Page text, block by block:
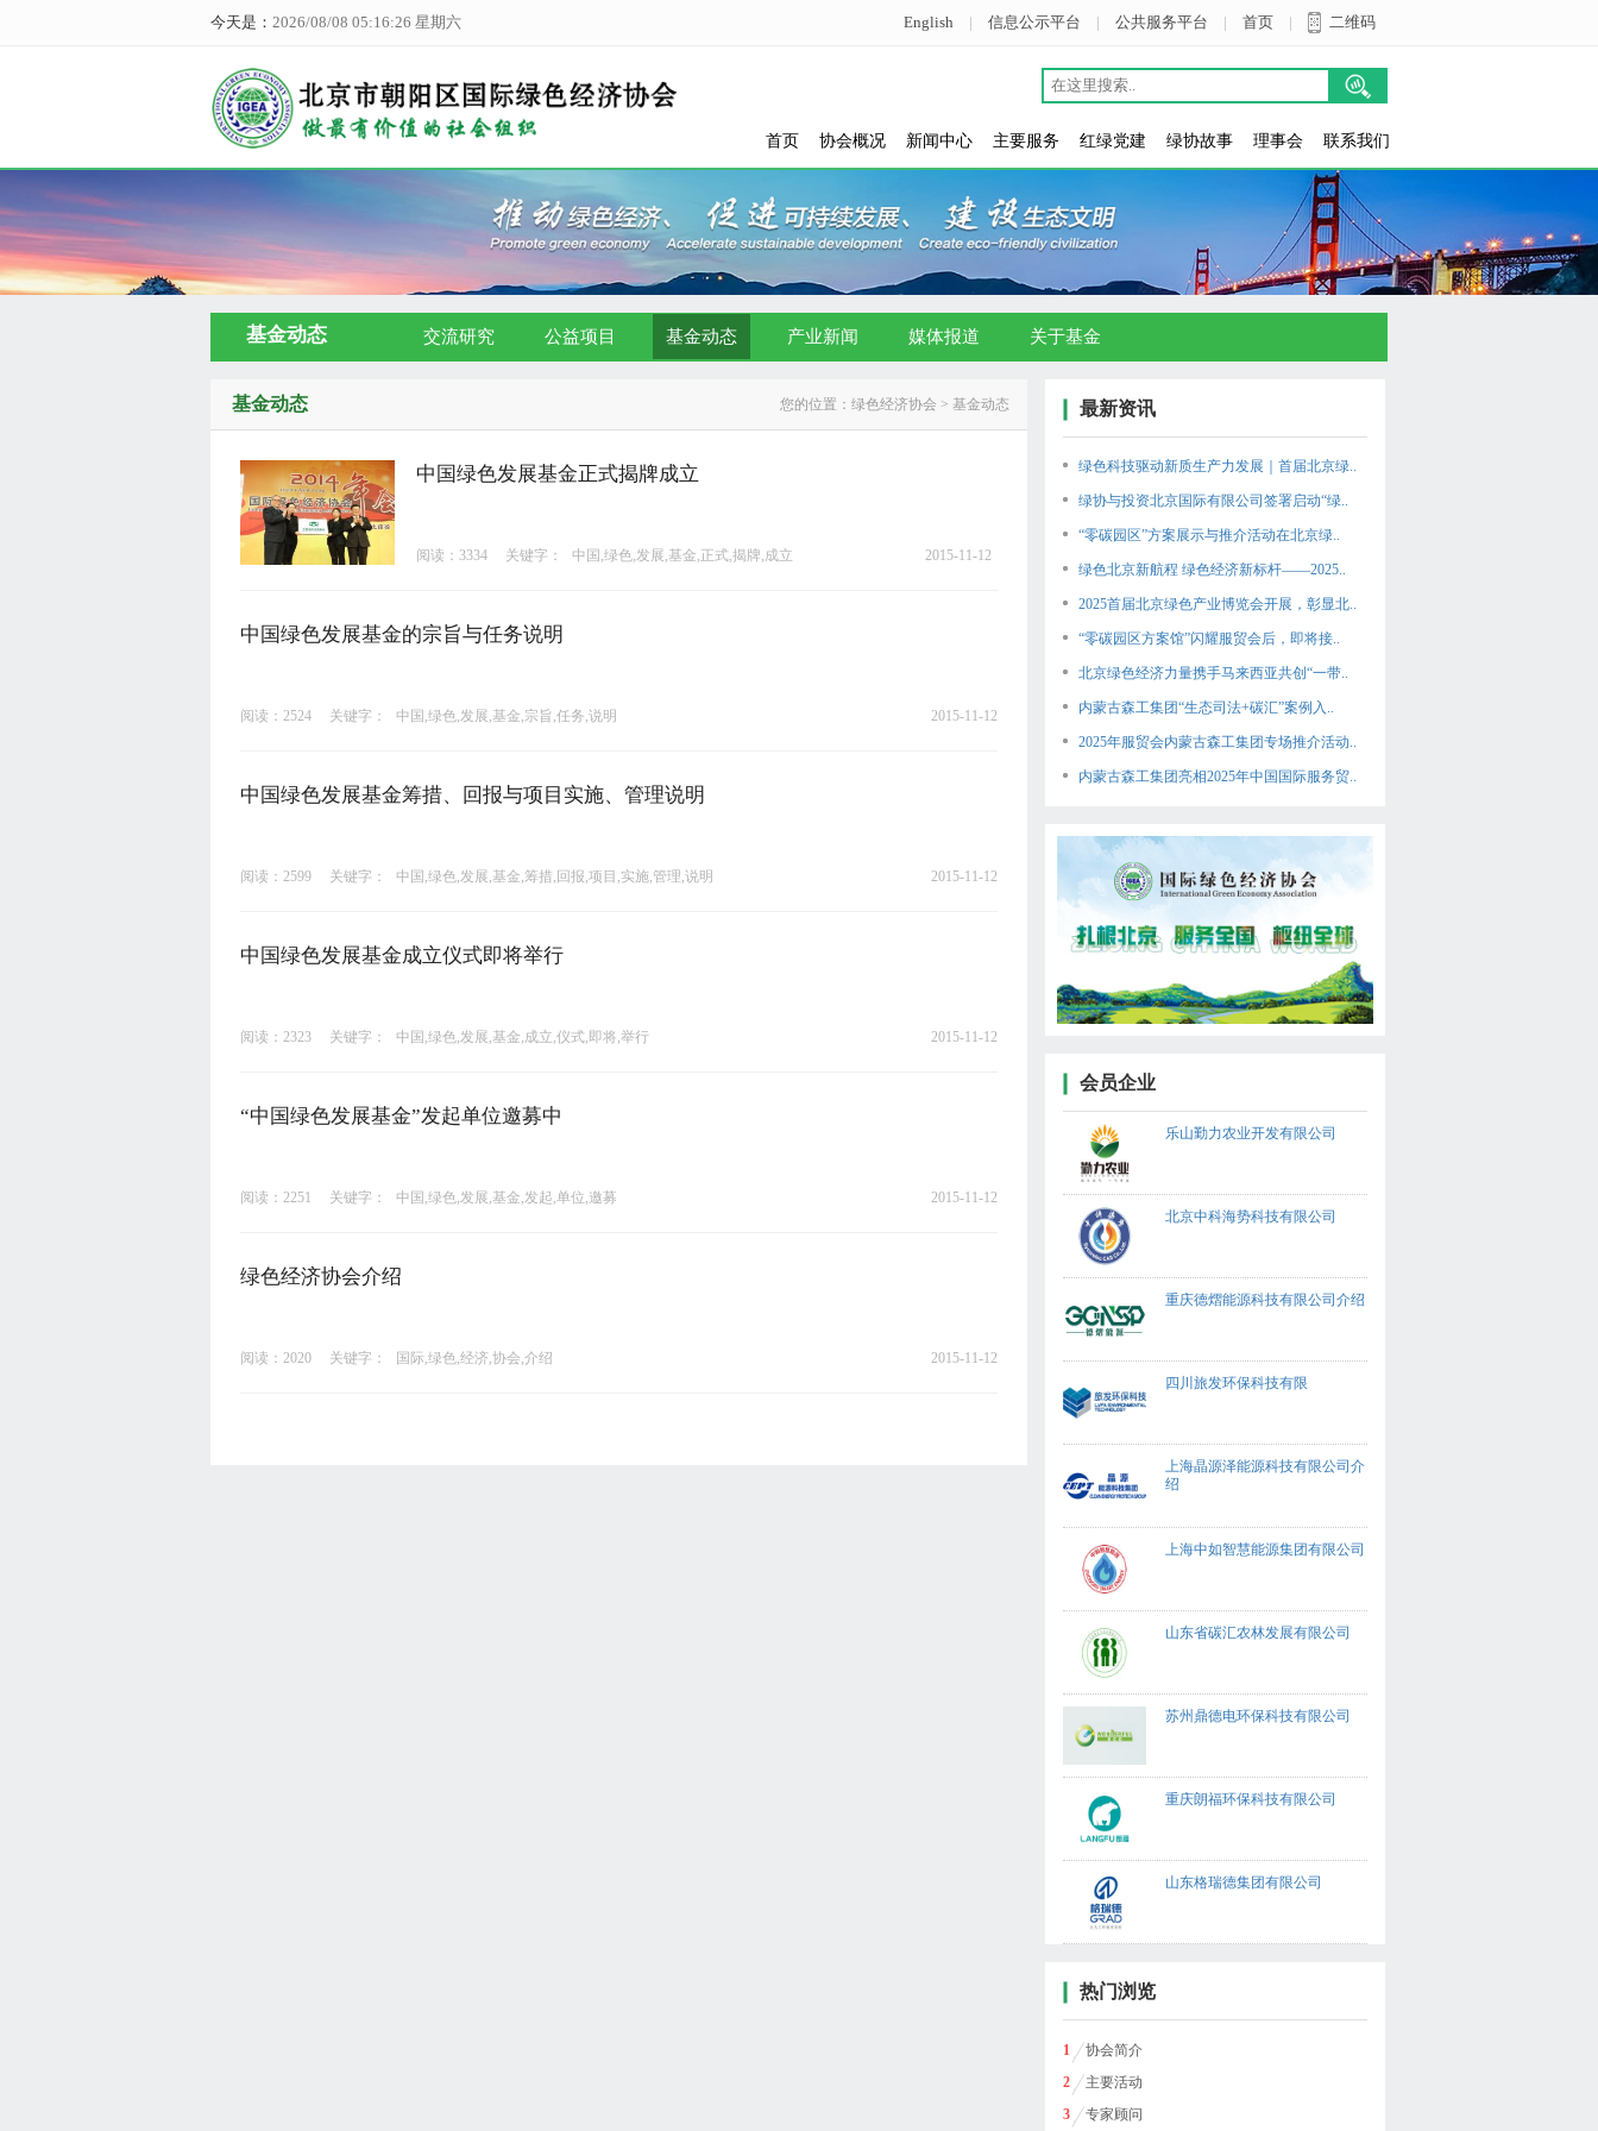
今天是： 2026/08/08 05:16:27 星期六 English | 信息公示平台 | 公共服务平台 | 首页 | 二维码
首页 协会概况 新闻中心 主要服务 红绿党建 绿协故事 理事会 联系我们
基金动态 交流研究 公益项目 基金动态 产业新闻 媒体报道 关于基金
基金动态 您的位置：绿色经济协会 > 基金动态
中国绿色发展基金正式揭牌成立
阅读：3334 关键字： 中国,绿色,发展,基金,正式,揭牌,成立 2015-11-12
中国绿色发展基金的宗旨与任务说明
阅读：2524 关键字： 中国,绿色,发展,基金,宗旨,任务,说明 2015-11-12
中国绿色发展基金筹措、回报与项目实施、管理说明
阅读：2599 关键字： 中国,绿色,发展,基金,筹措,回报,项目,实施,管理,说明 2015-11-12
中国绿色发展基金成立仪式即将举行
阅读：2323 关键字： 中国,绿色,发展,基金,成立,仪式,即将,举行 2015-11-12
“中国绿色发展基金”发起单位邀募中
阅读：2251 关键字： 中国,绿色,发展,基金,发起,单位,邀募 2015-11-12
绿色经济协会介绍
阅读：2020 关键字： 国际,绿色,经济,协会,介绍 2015-11-12
最新资讯
绿色科技驱动新质生产力发展｜首届北京绿..
绿协与投资北京国际有限公司签署启动“绿..
“零碳园区”方案展示与推介活动在北京绿..
绿色北京新航程 绿色经济新标杆——2025..
2025首届北京绿色产业博览会开展，彰显北..
“零碳园区方案馆”闪耀服贸会后，即将接..
北京绿色经济力量携手马来西亚共创“一带..
内蒙古森工集团“生态司法+碳汇”案例入..
2025年服贸会内蒙古森工集团专场推介活动..
内蒙古森工集团亮相2025年中国国际服务贸..
会员企业
乐山勤力农业开发有限公司
北京中科海势科技有限公司
重庆德熠能源科技有限公司介绍
四川旅发环保科技有限
上海晶源泽能源科技有限公司介
绍
上海中如智慧能源集团有限公司
山东省碳汇农林发展有限公司
苏州鼎德电环保科技有限公司
重庆朗福环保科技有限公司
山东格瑞德集团有限公司
热门浏览
1
协会简介
2
主要活动
3
专家顾问